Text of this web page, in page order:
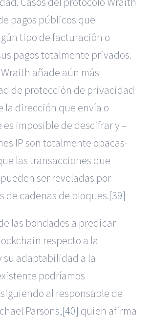
pagos públicos que
tipo de facturación o
pagos totalmente privados.
añade aún más
de protección de privacidad
la dirección que envía o
es imposible de descifrar y –
IP son totalmente opacas-
las transacciones que
ser reveladas por
de cadenas de bloques.[39]
las bondades a predicar
respecto a la
su adaptabilidad a la
podríamos
al responsable de
Parsons,[40] quien afirma